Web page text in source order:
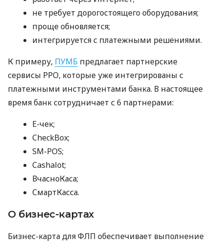
не требует дорогостоящего оборудования;
проще обновляется;
интегрируется с платежными решениями.
К примеру, ПУМБ предлагает партнерские
сервисы РРО, которые уже интегрированы с
платежными инструментами банка. В настоящее
время банк сотрудничает с 6 партнерами:
E-чек;
CheckBox;
SM-POS;
Cashalot;
ВчасноКаса;
СмартКасса.
О бизнес-картах
Бизнес-карта для ФЛП обеспечивает выполнение